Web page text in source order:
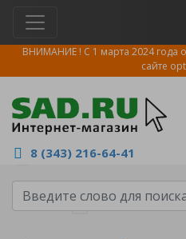
ВНИМАНИЕ ! С 1 марта 2024
сайте
8 (343) 216-64-41